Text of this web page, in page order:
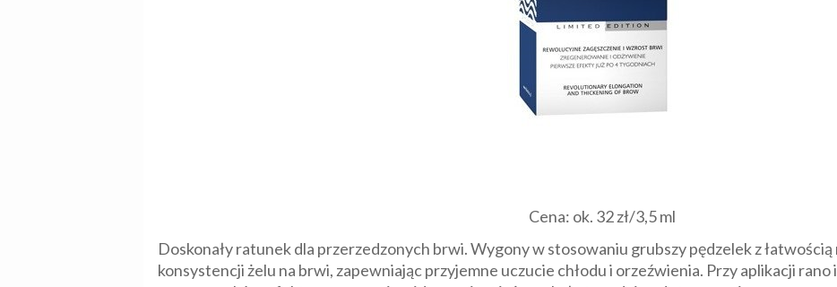
Cena: ok. 32 zł/3,5 ml
Doskonały ratunek dla przerzedzonych brwi. Wygony w stosowaniu grubszy pędzelek z łatwością
konsystencji żelu na brwi, zapewniając przyjemne uczucie chłodu i orzeźwienia. Przy aplikacji rano